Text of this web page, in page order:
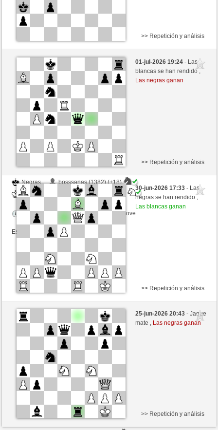
Blancas
Scarlettstreet (1282) (-32)
congcomayo (1397) (+11)
Tiempo: 16 minutes/side + 2 seconds/move
Esta partida es por puntos
>> Repetición y análisis
01-jul-2026 19:24- Las
blancas se han rendido ,
Las negras ganan
Negras
bosssanas (1382) (+18)
Blancas
congcomayo (1415) (-18)
Tiempo: 10 minutes/side + 8 seconds/move
Esta partida es por puntos
>> Repetición y análisis
30-jun-2026 17:33- Las
negras se han rendido ,
Las blancas ganan
Negras
Raffo68 (1103) (-5)
Blancas
congcomayo (1410) (+5)
Tiempo: 10 minutes/side + 8 seconds/move
Esta partida es por puntos
>> Repetición y análisis
25-jun-2026 20:43- Jaque
mate , Las negras ganan
>> Repetición y análisis